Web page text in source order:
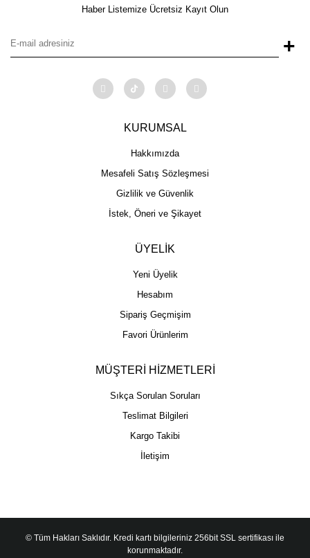
Haber Listemize Ücretsiz Kayıt Olun
+
KURUMSAL
Hakkımızda
Mesafeli Satış Sözleşmesi
Gizlilik ve Güvenlik
İstek, Öneri ve Şikayet
ÜYELİK
Yeni Üyelik
Hesabım
Sipariş Geçmişim
Favori Ürünlerim
MÜŞTERİ HİZMETLERİ
Sıkça Sorulan Soruları
Teslimat Bilgileri
Kargo Takibi
İletişim
© Tüm Hakları Saklıdır. Kredi kartı bilgileriniz 256bit SSL sertifikası ile
korunmaktadır.